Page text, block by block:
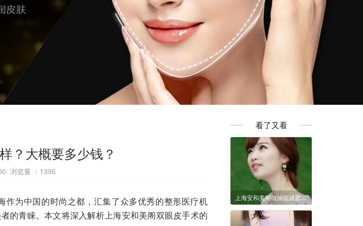
？大概要多少钱？
浏览量 ： 1396
为中国的时尚之都，汇集了众多优秀的整形医疗机
的青睐。本文将深入解析上海安和美阁双眼皮手术的
看了又看
上海安和美阁做抽脂减肥效果好吗？要多少钱？